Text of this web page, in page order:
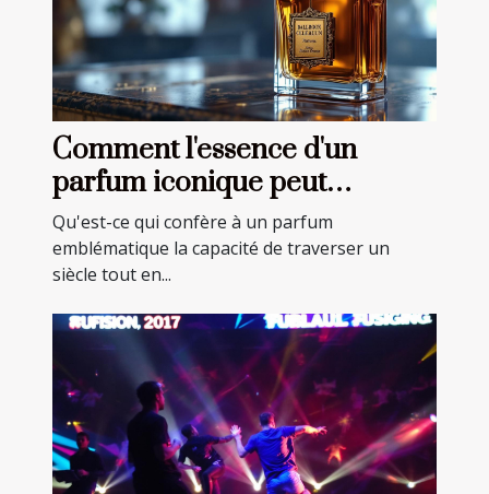
Comment l'essence d'un
parfum iconique peut
marquer son centenaire ?
Qu'est-ce qui confère à un parfum
emblématique la capacité de traverser un
siècle tout en...